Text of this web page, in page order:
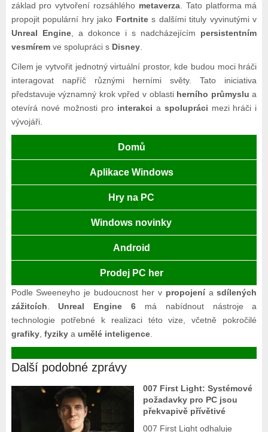
základ pro vytvoření rozsáhlého metaverza. Tato platforma má
propojit populární hry jako Fortnites dalšími tituly vyvinutými v
Unreal Engine, a dokonce i s nadcházejícím persistentním
vesmíremve spolupráci s Disney.
Cílem je vytvořit jednotný virtuální prostor, kde budou moci hráči
interagovat napříč různými herními světy. Tato iniciativa
představuje významný krok vpřed v oblasti herního průmyslu a
otevírá nové možnosti pro interakci a spolupráci mezi hráči i
vývojáři.
Domů
Aplikace Windows
Hry na PC
Windows novinky
Android
Prodej PC her
Podle Sweeneyho je budoucnost her v propojeníasdílených
zážitcích .Unreal Engine 6 má nabídnout nástroje a
technologie potřebné k realizaci této vize, včetně pokročilé
grafiky, fyzikya umělé inteligence.
Další podobné zprávy
007 First Light: Systémové
požadavky pro PC jsou
překvapivě přívětivé
007 First Light odhaluje